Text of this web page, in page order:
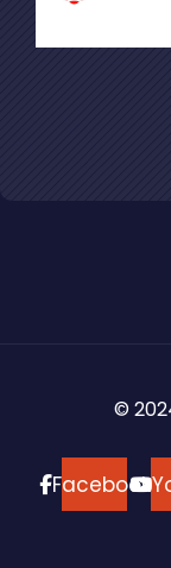
©
Facebook